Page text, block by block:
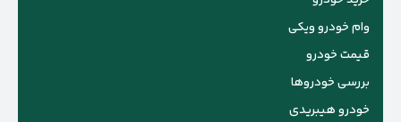
وام خودرو ویکی
قیمت خودرو
بررسی خودروها
خودرو هیبریدی